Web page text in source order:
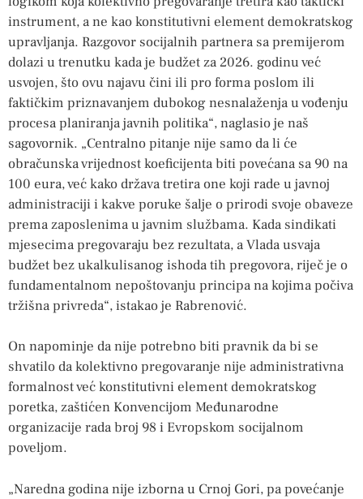
instrument, a ne kao konstitutivni element demokratskog
upravljanja. Razgovor socijalnih partnera sa premijerom
dolazi u trenutku kada je budžet za 2026. godinu već
usvojen, što ovu najavu čini ili pro forma poslom ili
faktičkim priznavanjem dubokog nesnalaženja u vođenju
procesa planiranja javnih politika“, naglasio je naš
sagovornik. „Centralno pitanje nije samo da li će
obračunska vrijednost koeficijenta biti povećana sa 90 na
100 eura, već kako država tretira one koji rade u javnoj
administraciji i kakve poruke šalje o prirodi svoje obaveze
prema zaposlenima u javnim službama. Kada sindikati
mjesecima pregovaraju bez rezultata, a Vlada usvaja
budžet bez ukalkulisanog ishoda tih pregovora, riječ je o
fundamentalnom nepoštovanju principa na kojima počiva
tržišna privreda“, istakao je Rabrenović.
On napominje da nije potrebno biti pravnik da bi se
shvatilo da kolektivno pregovaranje nije administrativna
formalnost već konstitutivni element demokratskog
poretka, zaštićen Konvencijom Međunarodne
organizacije rada broj 98 i Evropskom socijalnom
poveljom.
„Naredna godina nije izborna u Crnoj Gori, pa povećanje